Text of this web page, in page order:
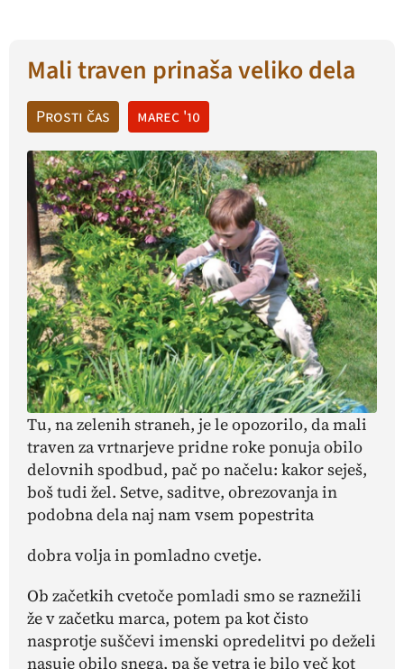
Mali traven prinaša veliko dela
Prosti čas marec '10
Tu, na zelenih straneh, je le opozorilo, da mali
traven za vrtnarjeve pridne roke ponuja obilo
delovnih spodbud, pač po načelu: kakor seješ,
boš tudi žel. Setve, saditve, obrezovanja in
podobna dela naj nam vsem popestrita
dobra volja in pomladno cvetje.
Ob začetkih cvetoče pomladi smo se raznežili
že v začetku marca, potem pa kot čisto
nasprotje suščevi imenski opredelitvi po deželi
nasuje obilo snega, pa še vetra je bilo več kot